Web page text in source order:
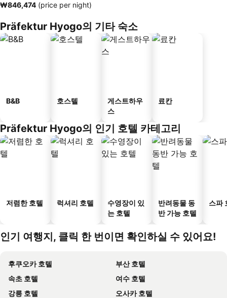
‎₩846,474 (price per night)
Präfektur Hyogo의 기타 숙소
B&B 호스텔
게스트하우
스
료칸
Präfektur Hyogo의 인기 호텔 카테고리
저렴한 호텔 럭셔리 호텔
수영장이 있
는 호텔
반려동물 동
반 가능 호텔
스파
인기 여행지, 클릭 한 번이면 확인하실 수 있어요!
후쿠오카 호텔
부산 호텔
속초 호텔
여수 호텔
강릉 호텔
오사카 호텔